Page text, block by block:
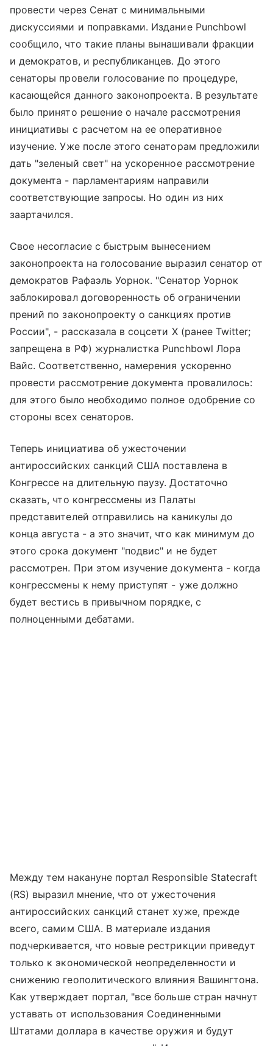
провести через Сенат с минимальными
дискуссиями и поправками. Издание Punchbowl
сообщило, что такие планы вынашивали фракции
и демократов, и республиканцев. До этого
сенаторы провели голосование по процедуре,
касающейся данного законопроекта. В результате
было принято решение о начале рассмотрения
инициативы с расчетом на ее оперативное
изучение. Уже после этого сенаторам предложили
дать "зеленый свет" на ускоренное рассмотрение
документа - парламентариям направили
соответствующие запросы. Но один из них
заартачился.
Свое несогласие с быстрым вынесением
законопроекта на голосование выразил сенатор от
демократов Рафаэль Уорнок. "Сенатор Уорнок
заблокировал договоренность об ограничении
прений по законопроекту о санкциях против
России", - рассказала в соцсети X (ранее Twitter;
запрещена в РФ) журналистка Punchbowl Лора
Вайс. Соответственно, намерения ускоренно
провести рассмотрение документа провалилось:
для этого было необходимо полное одобрение со
стороны всех сенаторов.
Теперь инициатива об ужесточении
антироссийских санкций США поставлена в
Конгрессе на длительную паузу. Достаточно
сказать, что конгрессмены из Палаты
представителей отправились на каникулы до
конца августа - а это значит, что как минимум до
этого срока документ "подвис" и не будет
рассмотрен. При этом изучение документа - когда
конгрессмены к нему приступят - уже должно
будет вестись в привычном порядке, с
полноценными дебатами.
Между тем накануне портал Responsible Statecraft
(RS) выразил мнение, что от ужесточения
антироссийских санкций станет хуже, прежде
всего, самим США. В материале издания
подчеркивается, что новые рестрикции приведут
только к экономической неопределенности и
снижению геополитического влияния Вашингтона.
Как утверждает портал, "все больше стран начнут
уставать от использования Соединенными
Штатами доллара в качестве оружия и будут